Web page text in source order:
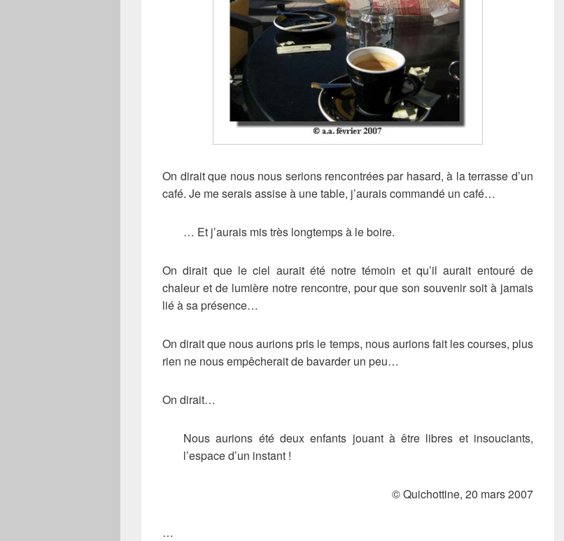
On dirait que nous nous serions rencontrées par hasard, à la terrasse d’un
café. Je me serais assise à une table, j’aurais commandé un café…
… Et j’aurais mis très longtemps à le boire.
On dirait que le ciel aurait été notre témoin et qu’il aurait entouré de
chaleur et de lumière notre rencontre, pour que son souvenir soit à jamais
lié à sa présence…
On dirait que nous aurions pris le temps, nous aurions fait les courses, plus
rien ne nous empêcherait de bavarder un peu…
On dirait…
Nous aurions été deux enfants jouant à être libres et insouciants,
l’espace d’un instant !
© Quichottine, 20 mars 2007
…